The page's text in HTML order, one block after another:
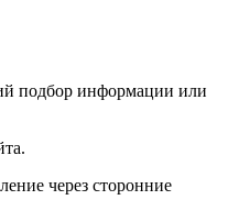
подбор информации или
через сторонние